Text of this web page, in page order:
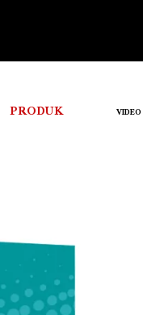
PRODUK VIDEO